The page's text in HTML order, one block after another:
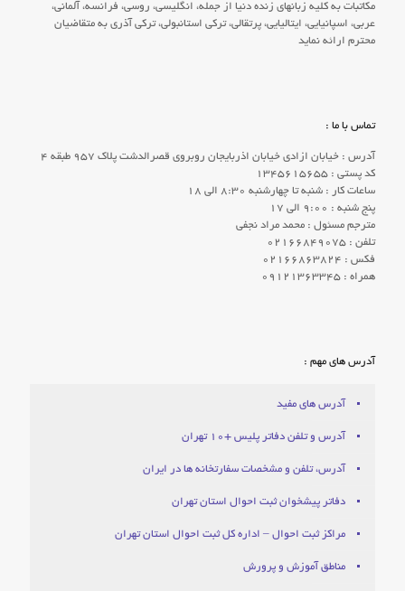
مکاتبات به کلیه زبانهای زنده دنیا از جمله، انگلیسی، روسی، فرانسه، آلمانی،
عربی، اسپانیایی، ایتالیایی، پرتقالی، ترکی استانبولی، ترکی آذری به متقاضیان
محترم ارائه نماید
تماس با ما :
آدرس : خیابان ازادی خیابان اذربایجان روبروی قصرالدشت پلاک ۹۵۷ طبقه ۴
کد پستی : 1345615655
ساعات کار : شنبه تا چهارشنبه 8:30 الی 18
پنج شنبه : 9:00 الی 17
مترجم مسئول : محمد مراد نجفی
تلفن : 02166849075
فکس : 02166863824
همراه : 09121363345
آدرس های مهم :
آدرس های مفید
آدرس و تلفن دفاتر پلیس +10 تهران
آدرس، تلفن و مشخصات سفارتخانه ها در ایران
دفاتر پیشخوان ثبت احوال استان تهران
مراکز ثبت احوال – اداره کل ثبت احوال استان تهران
مناطق آموزش و پرورش